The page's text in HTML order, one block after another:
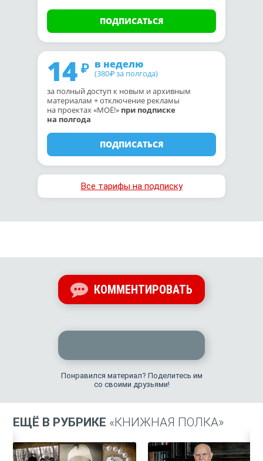
ПОДПИСАТЬСЯ
14 в неделю
(380₽ за полгода)
за полный доступ к новым и архивным
материалам + отключение рекламы
на проектах «МОЁ!» при подписке
на полгода
ПОДПИСАТЬСЯ
Все тарифы на подписку
КОММЕНТИРОВАТЬ
Понравился материал? Поделитесь им
со своими друзьями!
ЕЩЁ В РУБРИКЕ «КНИЖНАЯ ПОЛКА»